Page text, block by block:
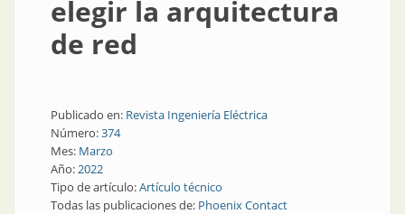
elegir la arquitectura
de red
Publicado en: Revista Ingeniería Eléctrica
Número:374
Mes: Marzo
Año:2022
Tipo de artículo:Artículo técnico
Todas las publicaciones de: Phoenix Contact